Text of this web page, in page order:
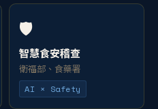
🛡️
智慧食安稽查
衛福部、食藥署
AI × Safety